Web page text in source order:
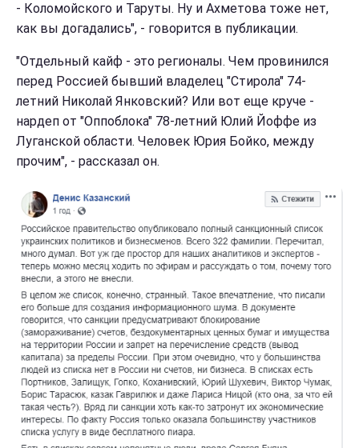
- Коломойского и Таруты. Ну и Ахметова тоже нет,
как вы догадались", - говорится в публикации.
"Отдельный кайф - это регионалы. Чем провинился
перед Россией бывший владелец "Стирола" 74-
летний Николай Янковский? Или вот еще круче -
нардеп от "Оппоблока" 78-летний Юлий Йоффе из
Луганской области. Человек Юрия Бойко, между
прочим", - рассказал он.